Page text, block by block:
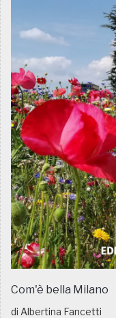
Com'è bella Milano
di Albertina Fancetti